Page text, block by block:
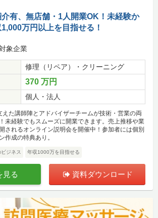
有、無店舗・1人開業OK！未経験か
万円以上を目指せる！
象企業
修理（リペア）・クリーニング
370 万円
個人・法人
えた講師陣とアドバイザーチームが技術・営業の両
未経験でもスムーズに開業できます。売上推移や業
されるオンライン説明会を開催中！参加者には個別
作成の特典あり。
ジネス 年収1000万を目指せる
見る 資料ダウンロード